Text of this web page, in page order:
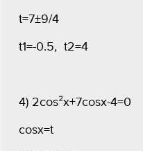
t=7±9/4
t1=-0.5, t2=4
4) 2cos²x+7cosx-4=0
cosx=t